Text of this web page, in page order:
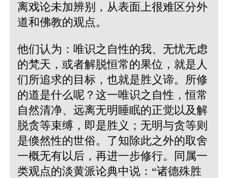
离戏论未加辨别，从表面上很难区分外
道和佛教的观点。
他们认为：唯识之自性的我、无忧无虑
的梵天，或者解脱恒常的果位，就是人
们所追求的目标，也就是胜义谛。所修
的道是什么呢？这一唯识之自性，恒常
自然清净、远离无明睡眠的正觉以及解
脱贪等束缚，即是胜义；无明与贪等则
是倏然性的世俗。了知除此之外的取舍
一概无有以后，再进一步修行。同属一
类观点的淡黄派论典中说：“诸德殊胜